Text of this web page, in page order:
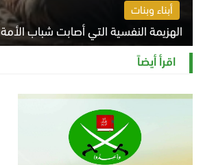
أبناء وبنات
الهزيمة النفسية التي أصابت شباب الأمة
الخميس 6 أغسطس 2026 11:12 ص
اقرأ أيضاً